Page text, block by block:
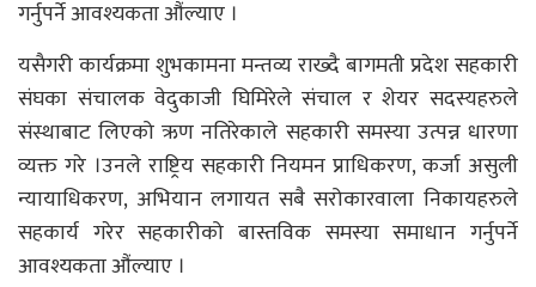
गर्नुपर्ने आवश्यकता औंल्याए ।
यसैगरी कार्यक्रमा शुभकामना मन्तव्य राख्दै बागमती प्रदेश सहकारी
संघका संचालक वेदुकाजी घिमिरेले संचाल र शेयर सदस्यहरुले
संस्थाबाट लिएको ऋण नतिरेकाले सहकारी समस्या उत्पन्न धारणा
व्यक्त गरे ।उनले राष्ट्रिय सहकारी नियमन प्राधिकरण, कर्जा असुली
न्यायाधिकरण, अभियान लगायत सबै सरोकारवाला निकायहरुले
सहकार्य गरेर सहकारीको बास्तविक समस्या समाधान गर्नुपर्ने
आवश्यकता औंल्याए ।